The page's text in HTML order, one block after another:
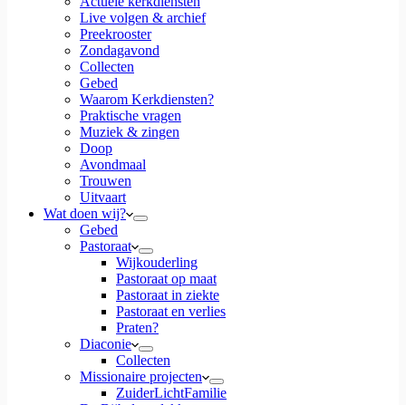
Live volgen & archief
Preekrooster
Zondagavond
Collecten
Gebed
Waarom Kerkdiensten?
Praktische vragen
Muziek & zingen
Doop
Avondmaal
Trouwen
Uitvaart
Wat doen wij?
Gebed
Pastoraat
Wijkouderling
Pastoraat op maat
Pastoraat in ziekte
Pastoraat en verlies
Praten?
Diaconie
Collecten
Missionaire projecten
ZuiderLichtFamilie